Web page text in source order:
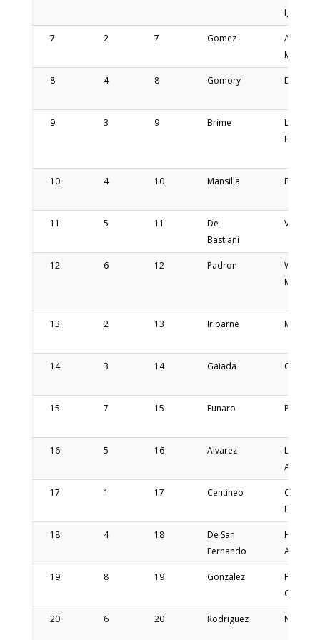
Ignacio
7 2 7 Gomez
Andres
Martin
8 4 8 Gomory Damian
9 3 9 Brime
Leonel
10 4 10 Mansilla
11 5 11
De
Bastiani
Valentin
12 6 12 Padron
Walter
Marcelo
13 2 13 Iribarne Martin
14 3 14 Gaiada Claudio
15 7 15 Funaro Pablo
16 5 16 Alvarez
Luciano
Agustin
17 1 17 Centineo
Carlos
Facundo
18 4 18
De San
Fernando
Hernan
Ariel
19 8 19 Gonzalez
Federico
Gaston
20 6 20 Rodriguez Nicolas